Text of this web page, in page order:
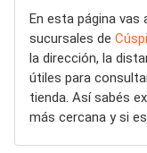
En esta página
sucursales de
la dirección, la
útiles para
tienda. Así sabés
más cercana y si